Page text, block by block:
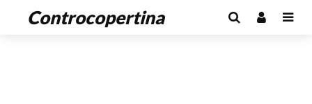
Controcopertina